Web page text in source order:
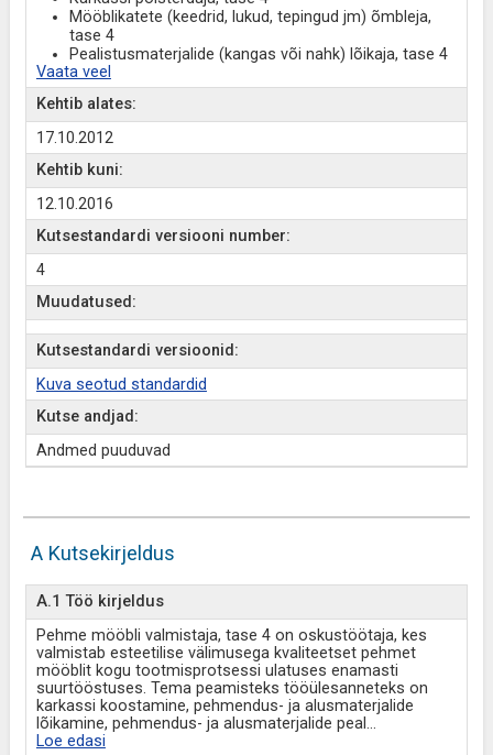
Mööblikatete (keedrid, lukud, tepingud jm) õmbleja,
tase 4
Pealistusmaterjalide (kangas või nahk) lõikaja, tase 4
Vaata veel
Kehtib alates:
17.10.2012
Kehtib kuni:
12.10.2016
Kutsestandardi versiooni number:
4
Muudatused:
Kutsestandardi versioonid:
Kuva seotud standardid
Kutse andjad:
Andmed puuduvad
A Kutsekirjeldus
A.1 Töö kirjeldus
Pehme mööbli valmistaja, tase 4 on oskustöötaja, kes
valmistab esteetilise välimusega kvaliteetset pehmet
mööblit kogu tootmisprotsessi ulatuses enamasti
suurtööstuses. Tema peamisteks tööülesanneteks on
karkassi koostamine, pehmendus- ja alusmaterjalide
lõikamine, pehmendus- ja alusmaterjalide peal...
Loe edasi